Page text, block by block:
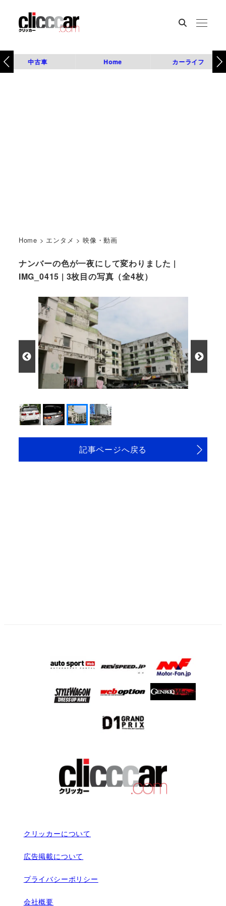
中古車 Home カーライフ
Home > エンタメ >映像・動画
ナンバーの色が一夜にして変わりました |
IMG_0415 | 3枚目の写真（全4枚）
記事ページへ戻る
クリッカーについて
広告掲載について
プライバシーポリシー
会社概要